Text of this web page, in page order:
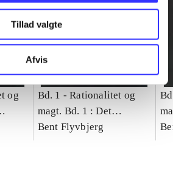
Tillad valgte
Afvis
og
Bd. 1 -Rationalitet og
magt. Bd. 1 : Det
konkretes videnskab
Bent Flyvbjerg